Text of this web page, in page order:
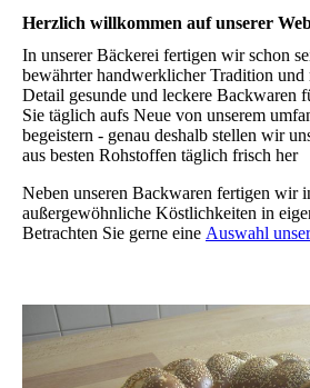
Herzlich willkommen auf unserer
In unserer Bäckerei fertigen wir schon
be­währter hand­werk­licher Tradition
Detail ge­sun­de und leckere Backwaren
Sie täglich aufs Neue von unserem
begeistern - genau deshalb stellen wir
aus besten Rohstoffen täglich frisch her
Neben unseren Backwaren fertigen wir
außer­ge­wöhn­liche Köstlichkeiten in
Betrachten Sie gerne eine Auswahl